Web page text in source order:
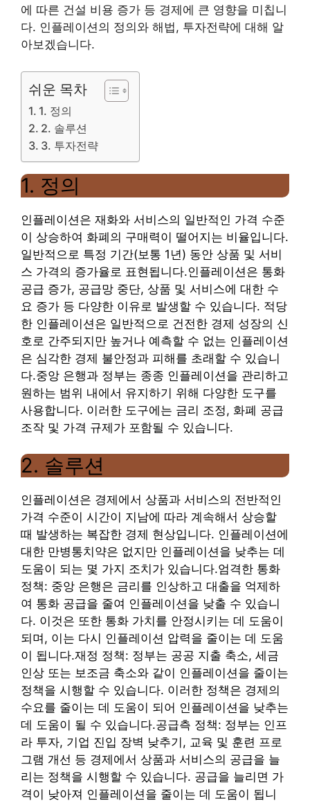
에 따른 건설 비용 증가 등 경제에 큰 영향을 미칩니
다. 인플레이션의 정의와 해법, 투자전략에 대해 알
아보겠습니다.
쉬운 목차
1. 정의
2. 솔루션
3. 투자전략
1. 정의
인플레이션은 재화와 서비스의 일반적인 가격 수준
이 상승하여 화폐의 구매력이 떨어지는 비율입니다.
일반적으로 특정 기간(보통 1년) 동안 상품 및 서비
스 가격의 증가율로 표현됩니다.인플레이션은 통화
공급 증가, 공급망 중단, 상품 및 서비스에 대한 수
요 증가 등 다양한 이유로 발생할 수 있습니다. 적당
한 인플레이션은 일반적으로 건전한 경제 성장의 신
호로 간주되지만 높거나 예측할 수 없는 인플레이션
은 심각한 경제 불안정과 피해를 초래할 수 있습니
다.중앙 은행과 정부는 종종 인플레이션을 관리하고
원하는 범위 내에서 유지하기 위해 다양한 도구를
사용합니다. 이러한 도구에는 금리 조정, 화폐 공급
조작 및 가격 규제가 포함될 수 있습니다.
2. 솔루션
인플레이션은 경제에서 상품과 서비스의 전반적인
가격 수준이 시간이 지남에 따라 계속해서 상승할
때 발생하는 복잡한 경제 현상입니다. 인플레이션에
대한 만병통치약은 없지만 인플레이션을 낮추는 데
도움이 되는 몇 가지 조치가 있습니다.엄격한 통화
정책: 중앙 은행은 금리를 인상하고 대출을 억제하
여 통화 공급을 줄여 인플레이션을 낮출 수 있습니
다. 이것은 또한 통화 가치를 안정시키는 데 도움이
되며, 이는 다시 인플레이션 압력을 줄이는 데 도움
이 됩니다.재정 정책: 정부는 공공 지출 축소, 세금
인상 또는 보조금 축소와 같이 인플레이션을 줄이는
정책을 시행할 수 있습니다. 이러한 정책은 경제의
수요를 줄이는 데 도움이 되어 인플레이션을 낮추는
데 도움이 될 수 있습니다.공급측 정책: 정부는 인프
라 투자, 기업 진입 장벽 낮추기, 교육 및 훈련 프로
그램 개선 등 경제에서 상품과 서비스의 공급을 늘
리는 정책을 시행할 수 있습니다. 공급을 늘리면 가
격이 낮아져 인플레이션을 줄이는 데 도움이 됩니